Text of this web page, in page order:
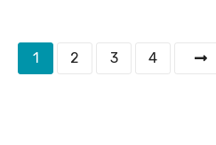
N1 2 3 4